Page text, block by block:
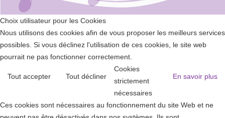
Choix utilisateur pour les Cookies
Nous utilisons des cookies afin de vous proposer les meilleurs services
possibles. Si vous déclinez l'utilisation de ces cookies, le site web
pourrait ne pas fonctionner correctement.
Tout accepter Tout décliner En savoir plus
Cookies
strictement
nécessaires
Ces cookies sont nécessaires au fonctionnement du site Web et ne